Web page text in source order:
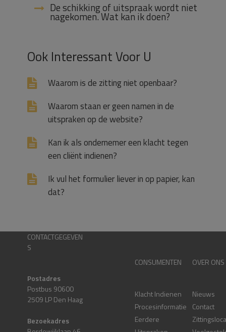
De schikking of uitspraak wordt niet
nagekomen. Wat kan ik doen?
Ook Interessant Voor U
Waarom is de zitting niet openbaar?
Waarom staan er geen namen in de
uitspraken op de website?
Kan ik als ondernemer een klacht tegen
een cliënt indienen?
Ik vul het formulier liever in op papier, kan
dat?
CONTACTGEGEVEN
S
Postadres
Postbus 90600
2509 LP Den Haag
Bezoekadres
CONSUMENTEN
Klacht Indienen
Procesinformatie
Eerdere
OVER ONS
Nieuws
Contact